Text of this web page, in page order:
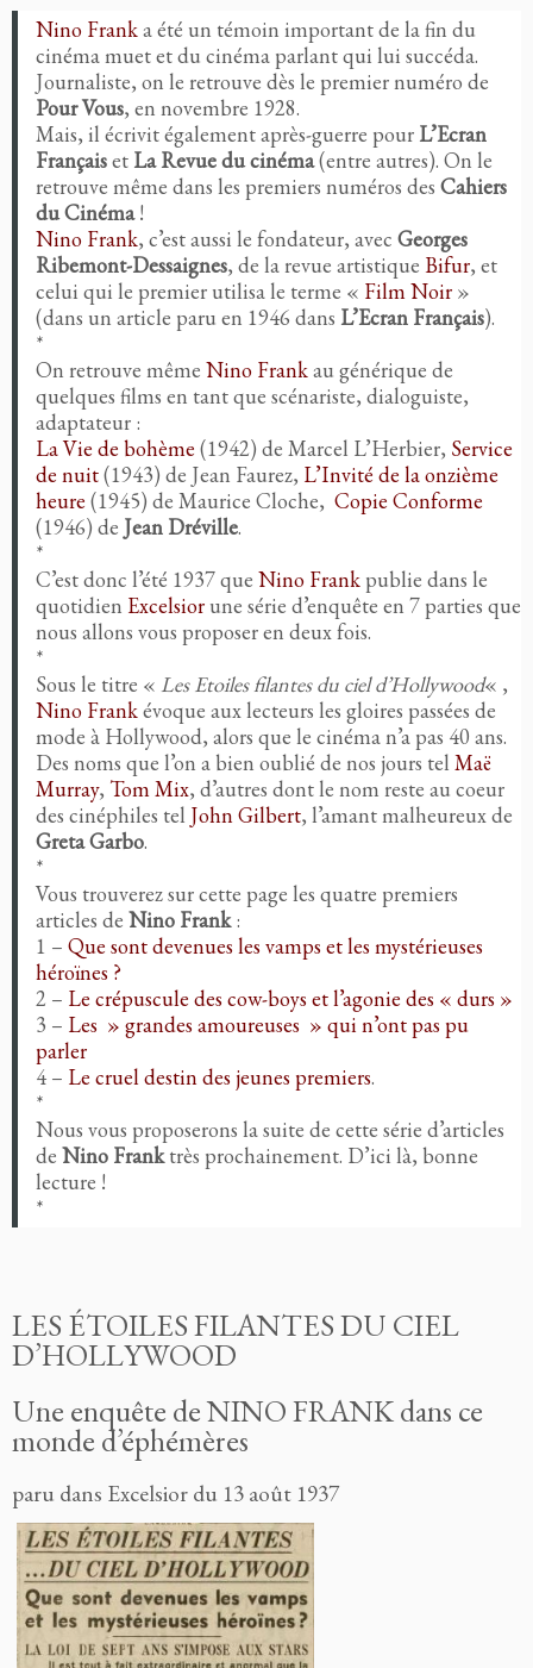
Nino Franka été un témoin important de la fin du
cinéma muet et du cinéma parlant qui lui succéda.
Journaliste, on le retrouve dès le premier numéro de
Pour Vous, en novembre 1928.
Mais, il écrivit également après-guerre pour L’Ecran
Françaiset La Revue du cinéma(entre autres). On le
retrouve même dans les premiers numéros des Cahiers
du Cinéma!
Nino Frank, c’est aussi le fondateur, avec Georges
Ribemont-Dessaignes, de la revue artistique Bifur, et
celui qui le premier utilisa le terme « Film Noir »
(dans un article paru en 1946 dans L’Ecran Français).
*
On retrouve même Nino Frankau générique de
quelques films en tant que scénariste, dialoguiste,
adaptateur :
La Vie de bohème (1942) de Marcel L’Herbier, Service
de nuit(1943) de Jean Faurez, L’Invité de la onzième
heure (1945) de Maurice Cloche, Copie Conforme
(1946) de Jean Dréville.
*
C’est donc l’été 1937 que Nino Frank publie dans le
quotidien Excelsiorune série d’enquête en 7 parties que
nous allons vous proposer en deux fois.
*
Sous le titre « Les Etoiles filantes du ciel d’Hollywood« ,
Nino Frankévoque aux lecteurs les gloires passées de
mode à Hollywood, alors que le cinéma n’a pas 40 ans.
Des noms que l’on a bien oublié de nos jours tel Maë
Murray, Tom Mix, d’autres dont le nom reste au coeur
des cinéphiles tel John Gilbert, l’amant malheureux de
Greta Garbo.
*
Vous trouverez sur cette page les quatre premiers
articles de Nino Frank:
1 – Que sont devenues les vamps et les mystérieuses
héroïnes ?
2 – Le crépuscule des cow-boys et l’agonie des « durs »
3 – Les » grandes amoureuses » qui n’ont pas pu
parler
4 – Le cruel destin des jeunes premiers.
*
Nous vous proposerons la suite de cette série d’articles
de Nino Franktrès prochainement. D’ici là, bonne
lecture !
*
LES ÉTOILES FILANTES DU CIEL
D’HOLLYWOOD
Une enquête de NINOFRANKdans ce
monde d’éphémères
paru dans Excelsior du 13 août 1937